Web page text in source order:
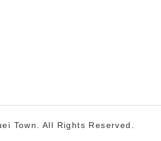
Town. All Rights Reserved.